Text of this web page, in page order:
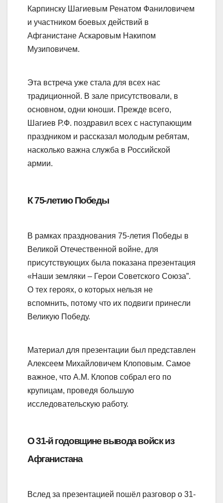
Карпинску Шагиевым Ренатом Фаниловичем
и участником боевых действий в
Афганистане Аскаровым Накипом
Музиповичем.
Эта встреча уже стала для всех нас
традиционной. В зале присутствовали, в
основном, одни юноши. Прежде всего,
Шагиев Р.Ф. поздравил всех с наступающим
праздником и рассказал молодым ребятам,
насколько важна служба в Российской
армии.
К 75-летию Победы
В рамках празднования 75-летия Победы в
Великой Отечественной войне, для
присутствующих была показана презентация
«Наши земляки – Герои Советского Союза”.
О тех героях, о которых нельзя не
вспомнить, потому что их подвиги принесли
Великую Победу.
Материал для презентации был представлен
Алексеем Михайловичем Клоповым. Самое
важное, что А.М. Клопов собрал его по
крупицам, проведя большую
исследовательскую работу.
О 31-й годовщине вывода войск из
Афганистана
Вслед за презентацией пошёл разговор о 31-